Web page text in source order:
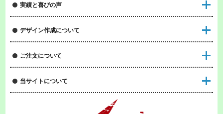
実績と喜びの声
デザイン作成について
ご注文について
当サイトについて